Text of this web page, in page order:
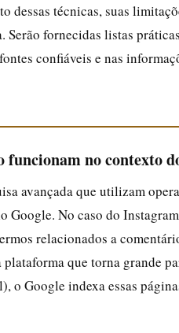
dessas técnicas, suas
fornecidas listas
confiáveis e nas
funcionam no contexto
avançada que utilizam
Google. No caso do
relacionados a
que torna grande
o Google indexa essas